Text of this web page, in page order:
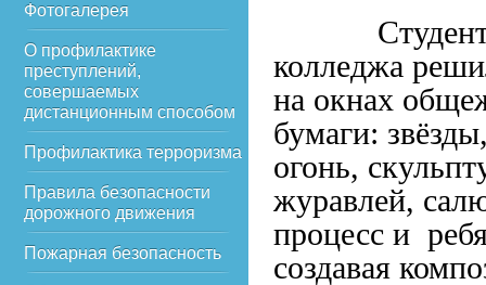
Фотогалерея
О профилактике
преступлений,
совершаемых
дистанционным способом
Профилактика терроризма
Правила безопасности
дорожного движения
Пожарная безопасность
Студенты
колледжа
на окнах
бумаги:
огонь,
журавлей,
процесс и
создавая